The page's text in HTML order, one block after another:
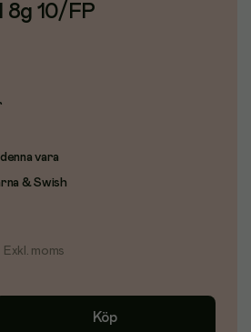
8g 10/FP
vara
& Swish
Exkl. moms
Köp